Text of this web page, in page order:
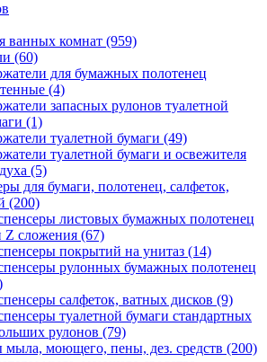
ванных комнат (959)
(60)
для бумажных полотенец
(4)
запасных рулонов туалетной
(1)
туалетной бумаги (49)
туалетной бумаги и освежителя
(5)
для бумаги, полотенец, салфеток,
(200)
листовых бумажных полотенец
Z сложения (67)
покрытий на унитаз (14)
рулонных бумажных полотенец
салфеток, ватных дисков (9)
туалетной бумаги стандартных
рулонов (79)
мыла, моющего, пены, дез. средств (200)